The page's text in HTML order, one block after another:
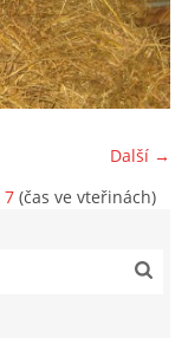
Další →
7 (čas ve vteřinách)